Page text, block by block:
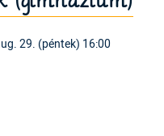
29. (péntek) 16:00